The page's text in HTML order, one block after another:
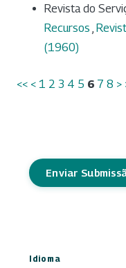
Revista do
Recursos ,
(1960)
<< < 1 2 3 4 5 6 7 8 >
Enviar
Idioma